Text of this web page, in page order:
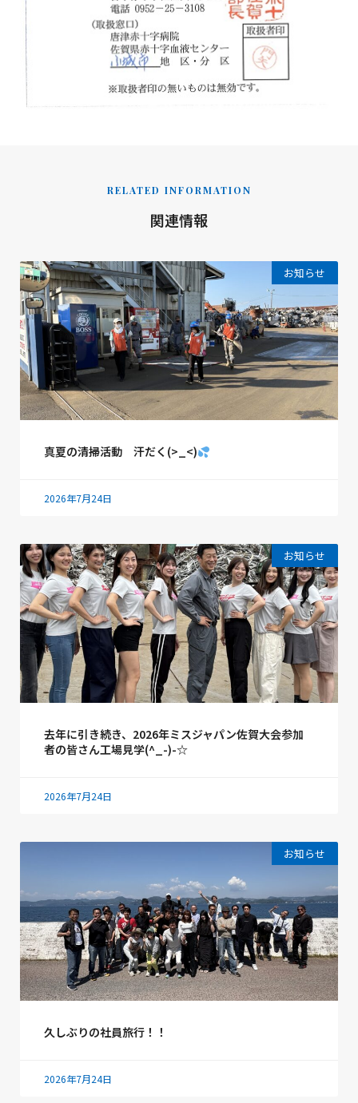
RELATED INFORMATION
関連情報
お知らせ
真夏の清掃活動 汗だく(>_<)
2026年7月24日
お知らせ
去年に引き続き、2026年ミスジャパン佐賀大会参加
者の皆さん工場見学(^_-)-☆
2026年7月24日
お知らせ
久しぶりの社員旅行！！
2026年7月24日